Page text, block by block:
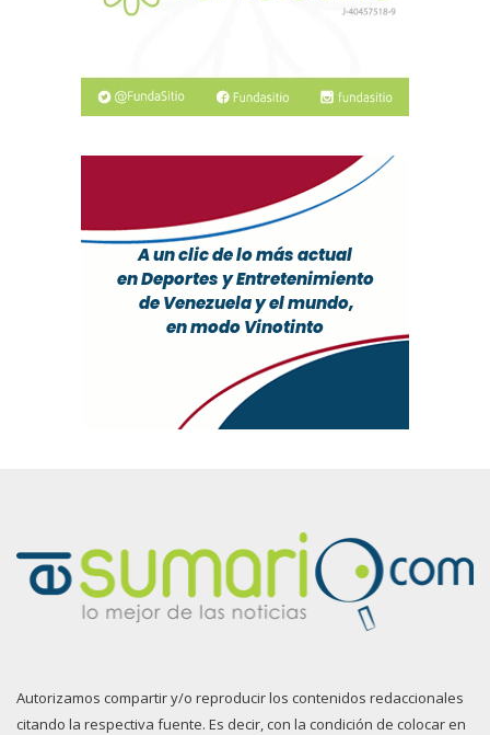
Autorizamos compartir y/o reproducir los contenidos redaccionales
citando la respectiva fuente. Es decir, con la condición de colocar en